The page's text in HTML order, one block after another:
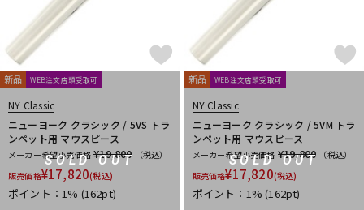
SOLD OUT
新品 WEB注文店頭受取可
NY Classic
ニューヨーク クラシック / 5VS トラ
ンペット用 マウスピース
メーカー希望小売価格 ¥19,800
（税込）
販売価格¥17,820(税込)
ポイント：1% (162pt)
SOLD OUT
新品 WEB注文店頭受取可
NY Classic
ニューヨーク クラシック / 5VM トラ
ンペット用 マウスピース
メーカー希望小売価格 ¥19,800
（税込）
販売価格¥17,820(税込)
ポイント：1%(162pt)